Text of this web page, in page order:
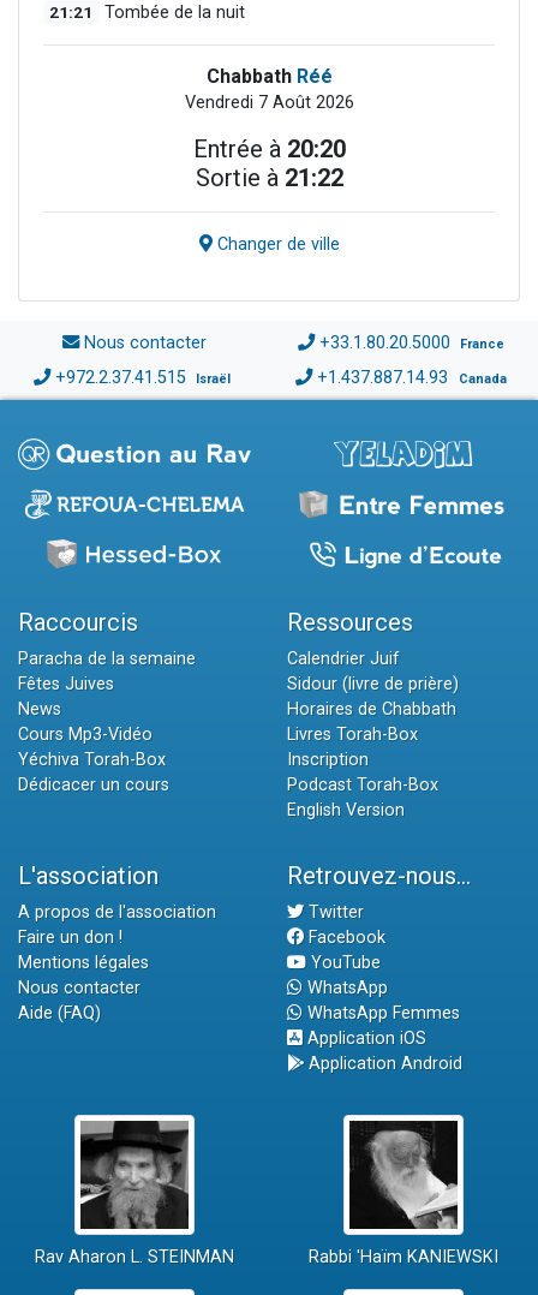
21:21 Tombée de la nuit
Chabbath Réé
Vendredi 7 Août 2026
Entrée à 20:20
Sortie à 21:22
Changer de ville
Nous contacter +33.1.80.20.5000 France
+972.2.37.41.515 Israël +1.437.887.14.93 Canada
Raccourcis
Paracha de la semaine
Fêtes Juives
News
Cours Mp3-Vidéo
Yéchiva Torah-Box
Dédicacer un cours
Ressources
Calendrier Juif
Sidour (livre de prière)
Horaires de Chabbath
Livres Torah-Box
Inscription
Podcast Torah-Box
English Version
L'association
A propos de l'association
Faire un don !
Mentions légales
Nous contacter
Aide (FAQ)
Retrouvez-nous...
Twitter
Facebook
YouTube
WhatsApp
WhatsApp Femmes
Application iOS
Application Android
Rav Aharon L. STEINMAN Rabbi 'Haïm KANIEWSKI